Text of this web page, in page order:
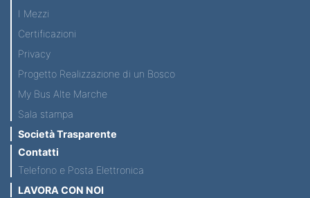
I Mezzi
Certificazioni
Privacy
Progetto Realizzazione di un Bosco
My Bus Alte Marche
Sala stampa
Società Trasparente
Contatti
Telefono e Posta Elettronica
LAVORA CON NOI